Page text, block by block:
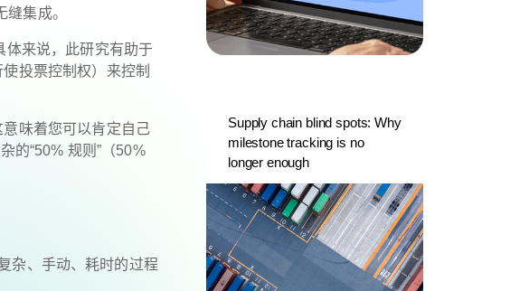
缝集成。
体来说，此研究有助于
投票控制权）来控制
味着您可以肯定自己
的“50% 规则”（50%
杂、手动、耗时的过程
Supply chain blind spots: Why
milestone tracking is no
longer enough